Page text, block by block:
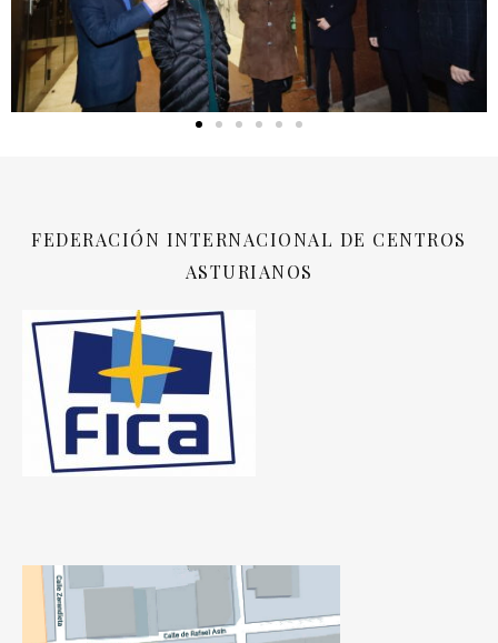
FEDERACIÓN INTERNACIONAL DE CENTROS
ASTURIANOS